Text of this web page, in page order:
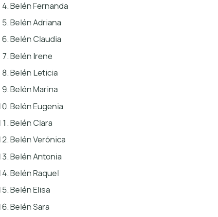
Belén Fernanda
Belén Adriana
Belén Claudia
Belén Irene
Belén Leticia
Belén Marina
Belén Eugenia
Belén Clara
Belén Verónica
Belén Antonia
Belén Raquel
Belén Elisa
Belén Sara